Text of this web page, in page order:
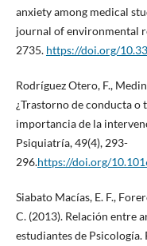
anxiety among medical
journal of environmental
2735. https://doi.org/
Rodríguez Otero, F.,
¿Trastorno de conducta o
importancia de la
Psiquiatría, 49(4), 293-
296.https://doi.org/
Siabato Macías, E. F.,
C. (2013). Relación entre
estudiantes de Psicología.